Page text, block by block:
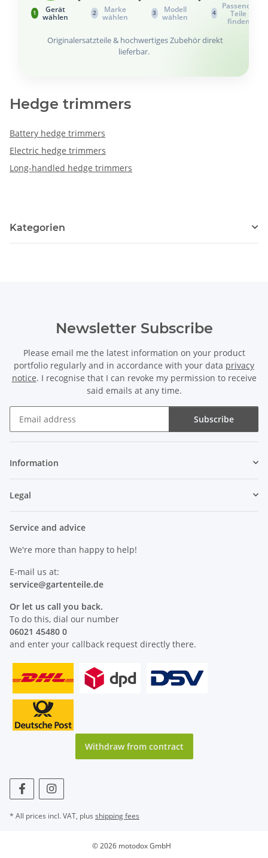
1
Gerät
wählen
2
Marke
wählen
3
Modell
wählen
4
Passende
Teile
finden
Originalersatzteile & hochwertiges Zubehör direkt
lieferbar.
Hedge trimmers
Battery hedge trimmers
Electric hedge trimmers
Long-handled hedge trimmers
Kategorien
Newsletter Subscribe
Please email me the latest information on your product
portfolio regularly and in accordance with your data privacy
notice. I recognise that I can revoke my permission to receive
said emails at any time.
Subscribe
Information
Legal
Service and advice
We're more than happy to help!
E-mail us at:
service@gartenteile.de
Or let us call you back.
To do this, dial our number
06021 45480 0
and enter your callback request directly there.
Withdraw from contract
* All prices incl. VAT, plus shipping fees
© 2026 motodox GmbH